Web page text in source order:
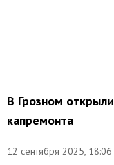
В Грозном
капремонта
12 сентября 2025, 18:06
с